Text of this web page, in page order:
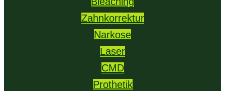
Zahnkorrektur
Narkose
Laser
CMD
Prothetik